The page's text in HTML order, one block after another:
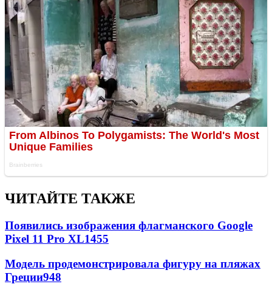
ЧИТАЙТЕ ТАКЖЕ
Появились изображения флагманского Google
Pixel 11 Pro XL1455
Модель продемонстрировала фигуру на пляжах
Греции948